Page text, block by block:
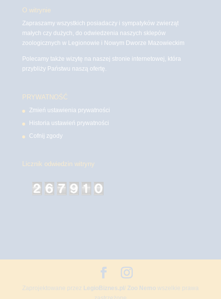
O witrynie
Zapraszamy wszystkich posiadaczy i sympatyków zwierząt
małych czy dużych, do odwiedzenia naszych sklepów
zoologicznych w Legionowie i Nowym Dworze Mazowieckim
Polecamy także wizytę na naszej stronie internetowej, która
przybliży Państwu naszą ofertę.
PRYWATNOŚĆ
Zmień ustawienia prywatności
Historia ustawień prywatności
Cofnij zgody
Licznik odwiedzin witryny
Zaprojektowane przez LegioBiznes.pl / Zoo Nemowszelkie prawa